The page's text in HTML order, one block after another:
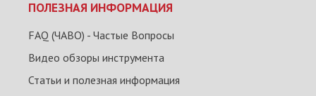
ПОЛЕЗНАЯ ИНФОРМАЦИЯ
FAQ (ЧАВО) - Частые Вопросы
Видео обзоры инструмента
Статьи и полезная информация